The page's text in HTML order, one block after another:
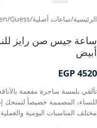
الرئيسية/ساعات أصلية/
Guess
/
أبيض
EGP 4520
تألقي بلمسة ساحرة مفعمة
للنساء، المصممة خصيصاً لتمنحك
مختلف المناسبات اليومية